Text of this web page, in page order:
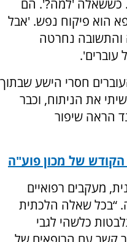
כששאלה 'למה?'. הם
הוא פיקוח נפש. 'אבל
17', תהתה והתשובה נחרטה
עוברים'.
חסרי הישע שבתוך
את הניתוח, וכבר
הראה שיפור
הקודש של מכון פוע"ה
מעקבים רפואיים
“בכל שאלה הלכתית
כלשהי לגבי